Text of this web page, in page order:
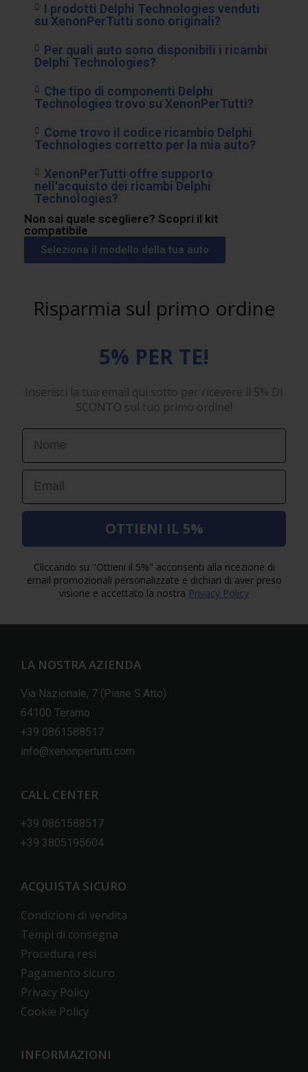
I prodotti Delphi Technologies venduti
su XenonPerTutti sono originali?
Per quali auto sono disponibili i ricambi
Delphi Technologies?
Che tipo di componenti Delphi
Technologies trovo su XenonPerTutti?
Come trovo il codice ricambio Delphi
Technologies corretto per la mia auto?
XenonPerTutti offre supporto
nell'acquisto dei ricambi Delphi
Technologies?
Non sai quale scegliere? Scopri il kit
compatibile
Seleziona il modello della tua auto
Risparmia sul primo ordine
5% PER TE!
Inserisci la tua email qui sotto per ricevere il 5% DI
SCONTO sul tuo primo ordine!
First Name
Email
OTTIENI IL 5%
Cliccando su "Ottieni il 5%" acconsenti alla ricezione di
email promozionali personalizzate e dichiari di aver preso
visione e accettato la nostra Privacy Policy
LA NOSTRA AZIENDA
Via Nazionale, 7 (Piane S.Atto)
64100 Teramo
+39 0861588517
info@xenonpertutti.com
CALL CENTER
+39 0861588517
+39 3805195604
ACQUISTA SICURO
Condizioni di vendita
Tempi di consegna
Procedura resi
Pagamento sicuro
Privacy Policy
Cookie Policy
INFORMAZIONI